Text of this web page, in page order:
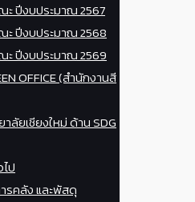
ะ ปีงบประมาณ 2567
ะ ปีงบประมาณ 2568
ะ ปีงบประมาณ 2569
OFFICE (สำนักงานสี
ลัยเชียงใหม่ ด้าน SDG
ป
รคลัง และพัสดุ